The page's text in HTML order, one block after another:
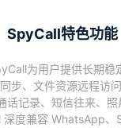
SpyCall特色功能
为用户提供长期稳
步、文件资源远程访
话记录、短信往来、
度兼容 WhatsApp、